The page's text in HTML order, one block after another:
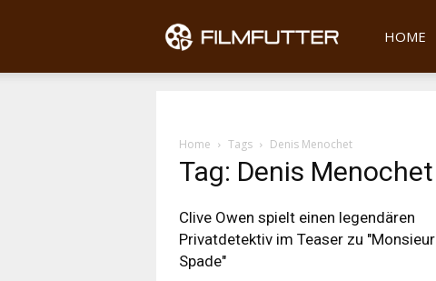
Filmfutter
HOME
Home Tags Denis Menochet
Tag: Denis Menochet
Clive Owen spielt einen legendären
Privatdetektiv im Teaser zu "Monsieur
Spade"